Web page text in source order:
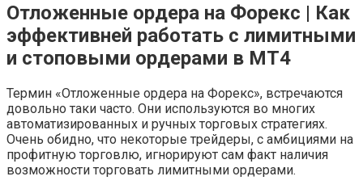
Отложенные ордера на Форекс | Как
эффективней работать с лимитными
и стоповыми ордерами в MT4
Термин «Отложенные ордера на Форекс», встречаются
довольно таки часто. Они используются во многих
автоматизированных и ручных торговых стратегиях.
Очень обидно, что некоторые трейдеры, с амбициями на
профитную торговлю, игнорируют сам факт наличия
возможности торговать лимитными ордерами.